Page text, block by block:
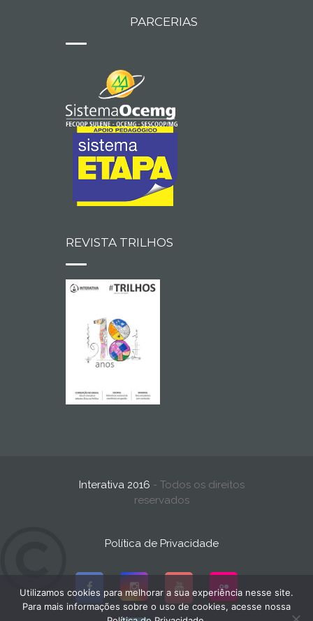
PARCERIAS
REVISTA TRILHOS
Interativa 2016 - Todos os direitos
reservados
Política de Privacidade
Utilizamos cookies para melhorar a sua experiência nesse site.
Para mais informações sobre o uso de cookies, acesse nossa